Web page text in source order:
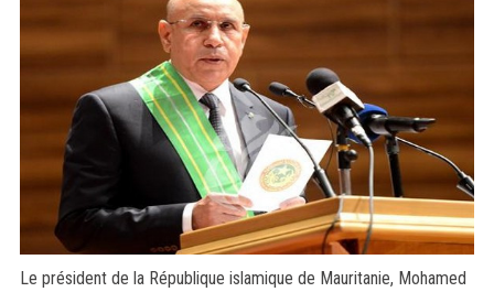
Le président de la République islamique de Mauritanie, Mohamed